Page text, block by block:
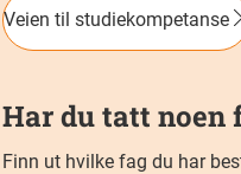
Veien til studiekompetanse
Har du tatt noen
Finn ut hvilke fag du har